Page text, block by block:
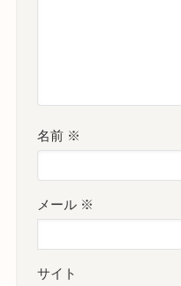
名前 ※
メール ※
サイト